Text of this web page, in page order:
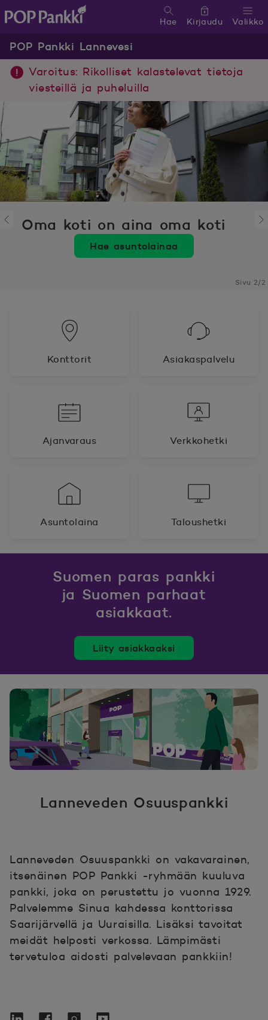
Valikko
Hae Kirjaudu
POP Pankki Lannevesi
Varoitus: Rikolliset kalastelevat tietoja
viesteillä ja puheluilla
Oma koti on aina oma koti
Hae asuntolainaa
Sivu 2/2
Konttorit Asiakaspalvelu
Ajanvaraus Verkkohetki
Asuntolaina Taloushetki
Suomen paras pankki
ja Suomen parhaat
asiakkaat.
Liity asiakkaaksi
Lanneveden Osuuspankki
Lanneveden Osuuspankki on vakavarainen,
itsenäinen POP Pankki -ryhmään kuuluva
pankki, joka on perustettu jo vuonna 1929.
Palvelemme Sinua kahdessa konttorissa
Saarijärvellä ja Uuraisilla. Lisäksi tavoitat
meidät helposti verkossa. Lämpimästi
tervetuloa aidosti palvelevaan pankkiin!